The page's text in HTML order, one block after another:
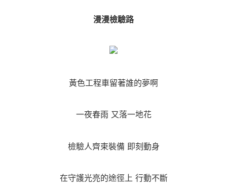
漫漫檢驗路
黃色工程車留著誰的夢啊
一夜春雨 又落一地花
檢驗人齊束裝備 即刻動身
在守護光亮的途徑上 行動不斷